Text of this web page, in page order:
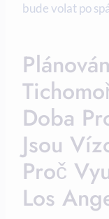
bude volat po
Doba
Jsou
Proč
Los